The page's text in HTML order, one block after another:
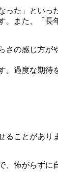
た」といっ
また、「
の感じ方
過度な期
ことがあ
怖がらず